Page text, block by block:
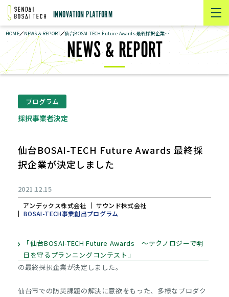
INNOVATION PLATFORM
HOME NEWS & REPORT 仙台BOSAI-TECH Future Awards 最終採択企業が決定しました
NEWS & REPORT
プログラム
採択事業者決定
仙台BOSAI-TECH Future Awards 最終採
2021.12.15
アンデックス株式会社
サウンド株式会社
BOSAI-TECH事業創出プログラム
「仙台BOSAI-TECH Future Awards ～テクノロジーで明
日を守るプランニングコンテスト」
の最終採択企業が決定しました。
仙台市での防災課題の解決に意欲をもった、多様なプロダク